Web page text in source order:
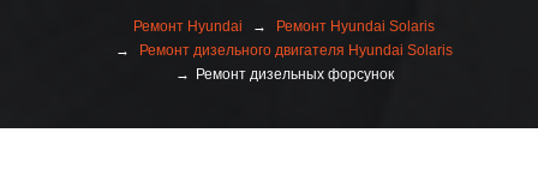
Ремонт Hyundai
Ремонт Hyundai Solaris
Ремонт дизельного двигателя Hyundai Solaris
Ремонт дизельных форсунок